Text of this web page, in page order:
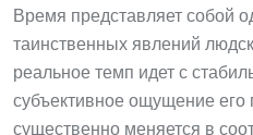
Время представляет собой
таинственных явлений
реальное темп идет с
субъективное ощущение его